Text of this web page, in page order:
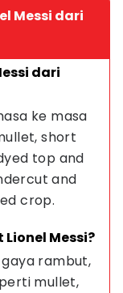
Messi dari
dari
ke masa
short
top and
and
crop.
Messi?
rambut,
mullet,